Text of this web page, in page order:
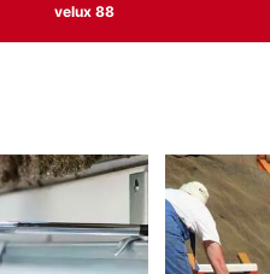
velux 88